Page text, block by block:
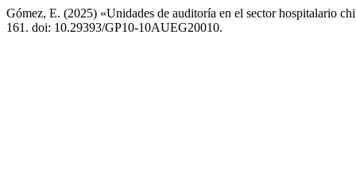
Gómez, E. (2025) «Unidades de auditoría en el sector hospitalario
161. doi: 10.29393/GP10-10AUEG20010.